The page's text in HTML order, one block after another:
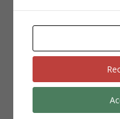
Infrinjan la
encuestas